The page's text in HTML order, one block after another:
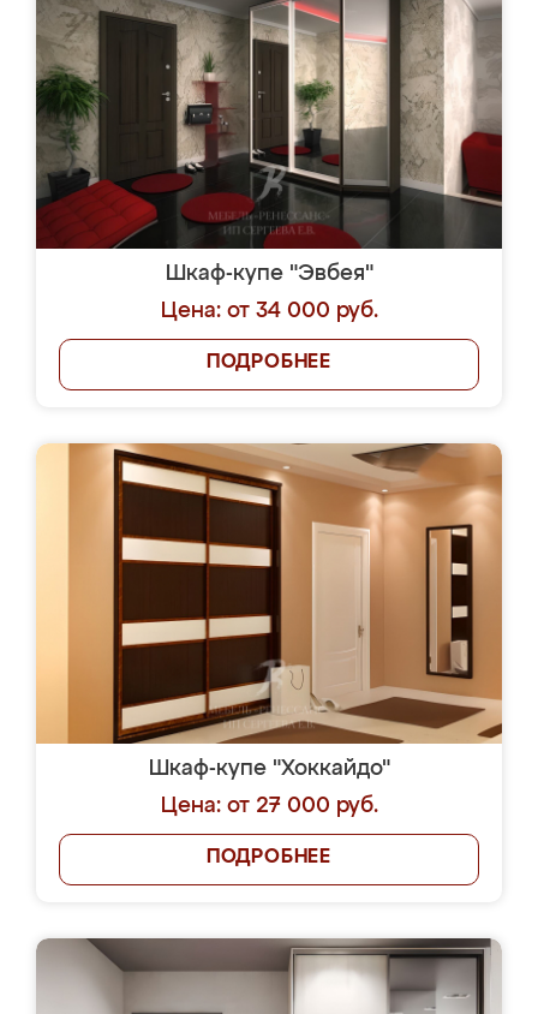
Шкаф-купе "Эвбея"
Цена: от 34 000 руб.
ПОДРОБНЕЕ
Шкаф-купе "Хоккайдо"
Цена: от 27 000 руб.
ПОДРОБНЕЕ